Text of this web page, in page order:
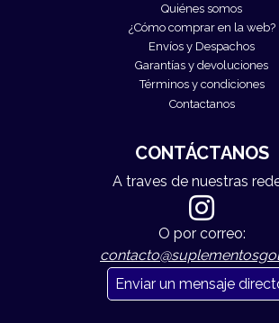
Quiénes somos
¿Cómo comprar en la web?
Envíos y Despachos
Garantías y devoluciones
Términos y condiciones
Contactanos
CONTÁCTANOS
A traves de nuestras
O por correo:
Enviar un mensaje